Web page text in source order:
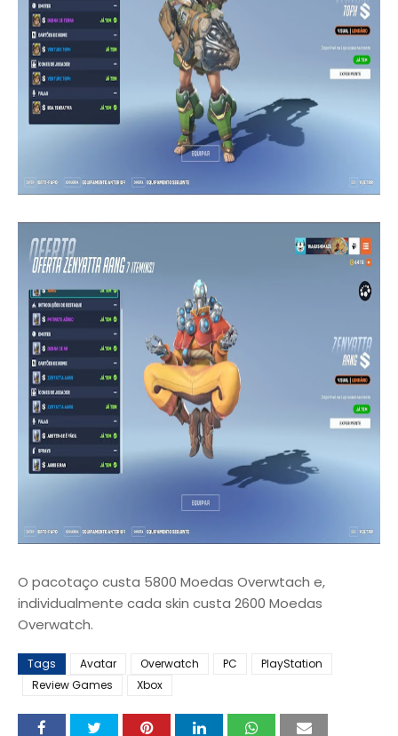
O pacotaço custa 5800 Moedas Overwtach e,
individualmente cada skin custa 2600 Moedas
Overwatch.
Tags Avatar Overwatch PC
PlayStation
Review Games
Xbox